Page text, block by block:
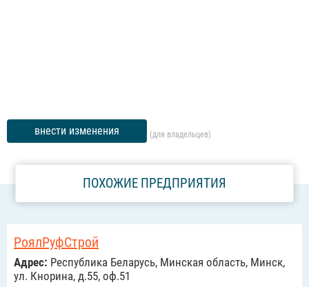
внести изменения (для владельцев)
ПОХОЖИЕ ПРЕДПРИЯТИЯ
РоялРуфСтрой
Адрес: Республика Беларусь, Минская область, Минск,
ул. Кнорина, д.55, оф.51